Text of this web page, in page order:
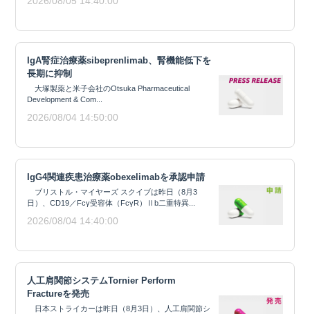
IgA腎症治療薬sibeprenlimab、腎機能低下を
長期に抑制
大塚製薬と米子会社のOtsuka Pharmaceutical
Development & Com...
2026/08/04 14:50:00
IgG4関連疾患治療薬obexelimabを承認申請
ブリストル・マイヤーズ スクイブは昨日（8月3
日）、CD19／Fcγ受容体（FcγR）Ⅱb二重特異...
2026/08/04 14:40:00
人工肩関節システムTornier Perform
Fractureを発売
日本ストライカーは昨日（8月3日）、人工肩関節シ